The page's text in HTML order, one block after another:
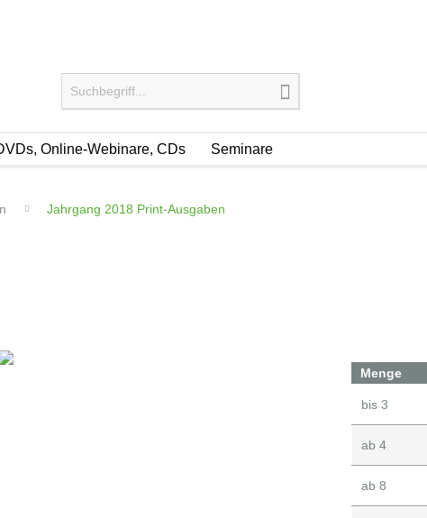
Online-Webinare, CDs Seminare
Jahrgang 2018 Print-Ausgaben
Menge
bis3
ab4
ab8